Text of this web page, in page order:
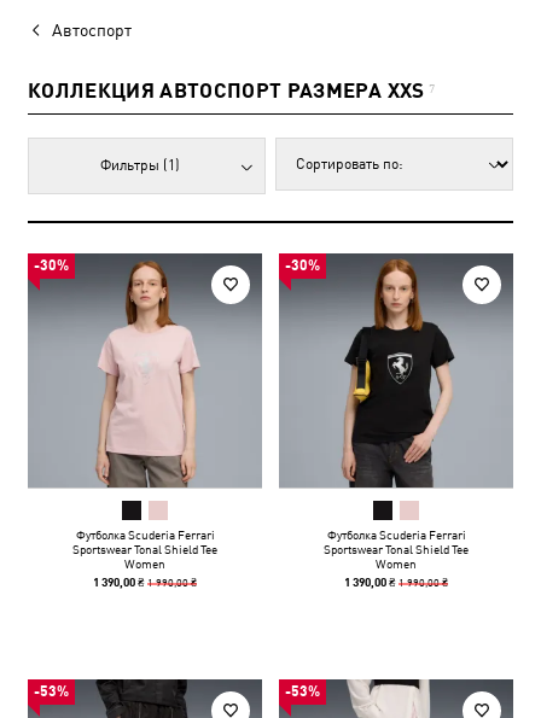
Автоспорт
КОЛЛЕКЦИЯ АВТОСПОРТ РАЗМЕРА XXS 7
Фильтры (1)
-30%
Футболка Scuderia Ferrari
Sportswear Tonal Shield Tee
Women
1 390,00 ₴1 990,00 ₴
-30%
Футболка Scuderia Ferrari
Sportswear Tonal Shield Tee
Women
1 390,00 ₴1 990,00 ₴
-53% -53%